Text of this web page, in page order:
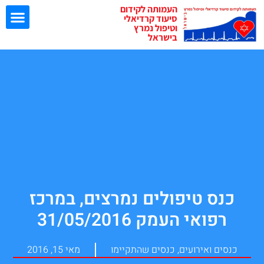
העמותה לקידום
סיעוד קרדיאלי
וטיפול נמרץ
בישראל
כנס טיפולים נמרצים, במרכז
רפואי העמק 31/05/2016
כנסים ואירועים, כנסים שהתקיימו מאי 15, 2016